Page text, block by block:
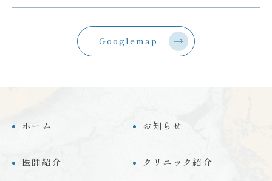
Googlemap
ホーム お知らせ
医師紹介 クリニック紹介